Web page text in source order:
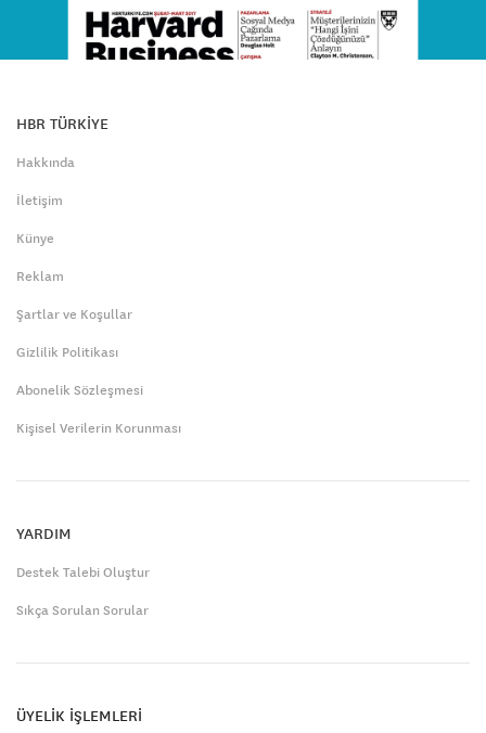
HBR TÜRKİYE
Hakkında
İletişim
Künye
Reklam
Şartlar ve Koşullar
Gizlilik Politikası
Abonelik Sözleşmesi
Kişisel Verilerin Korunması
YARDIM
Destek Talebi Oluştur
Sıkça Sorulan Sorular
ÜYELİK İŞLEMLERİ